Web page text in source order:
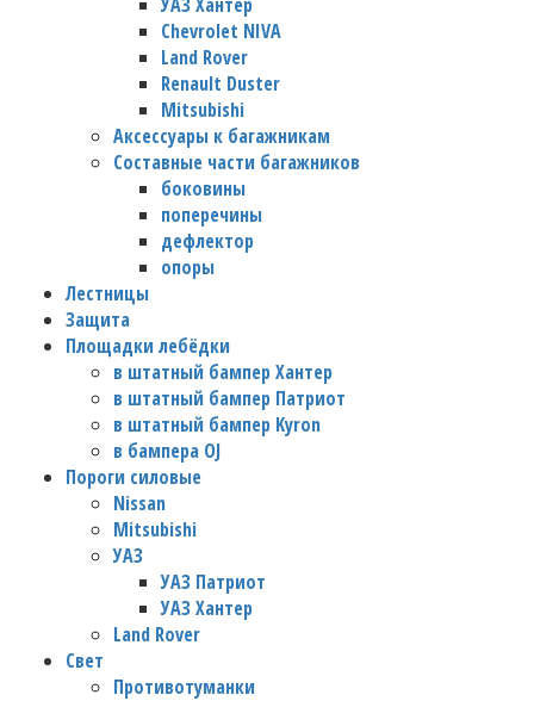
Chevrolet NIVA
Land Rover
Renault Duster
Mitsubishi
Аксессуары к багажникам
Составные части багажников
боковины
поперечины
дефлектор
опоры
Лестницы
Защита
Площадки лебёдки
в штатный бампер Хантер
в штатный бампер Патриот
в штатный бампер Kyron
в бампера OJ
Пороги силовые
Nissan
Mitsubishi
УАЗ
УАЗ Патриот
УАЗ Хантер
Land Rover
Свет
Противотуманки